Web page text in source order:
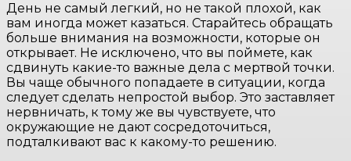
День не самый легкий, но не такой плохой, как
вам иногда может казаться. Старайтесь обращать
больше внимания на возможности, которые он
открывает. Не исключено, что вы поймете, как
сдвинуть какие-то важные дела с мертвой точки.
Вы чаще обычного попадаете в ситуации, когда
следует сделать непростой выбор. Это заставляет
нервничать, к тому же вы чувствуете, что
окружающие не дают сосредоточиться,
подталкивают вас к какому-то решению.